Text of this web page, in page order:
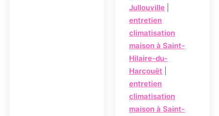
Jullouville
entretien
climatisation
maison à Saint-
Hilaire-du-
Harcouët
entretien
climatisation
maison à Saint-